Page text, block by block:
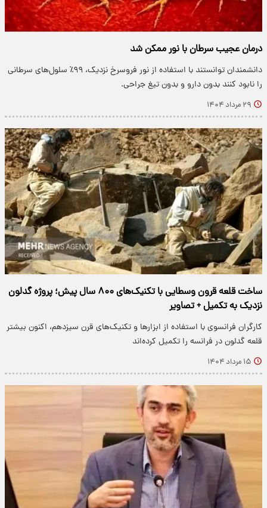
درمان عجیب سرطان با نور ممکن شد
دانشمندان توانستند با استفاده از نور فروسرخ نزدیک، ۹۹٪ سلول‌های سرطانی
را نابود کنند بدون دارو و بدون تیغ جراحی.
۲۹ مرداد ۱۴۰۴
ساخت قلعه قرون وسطایی با تکنیک‌های ۸۰۰ سال پیش؛ پروژه گدلون
نزدیک به تکمیل + تصاویر
کارگران فرانسوی با استفاده از ابزارها و تکنیک‌های قرن سیزدهم، اکنون بیشتر
قلعه گدلون در فرانسه را تکمیل کرده‌اند
۱۵ مرداد ۱۴۰۴